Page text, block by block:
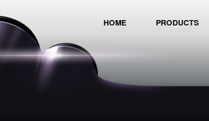
HOME PRODUCTS